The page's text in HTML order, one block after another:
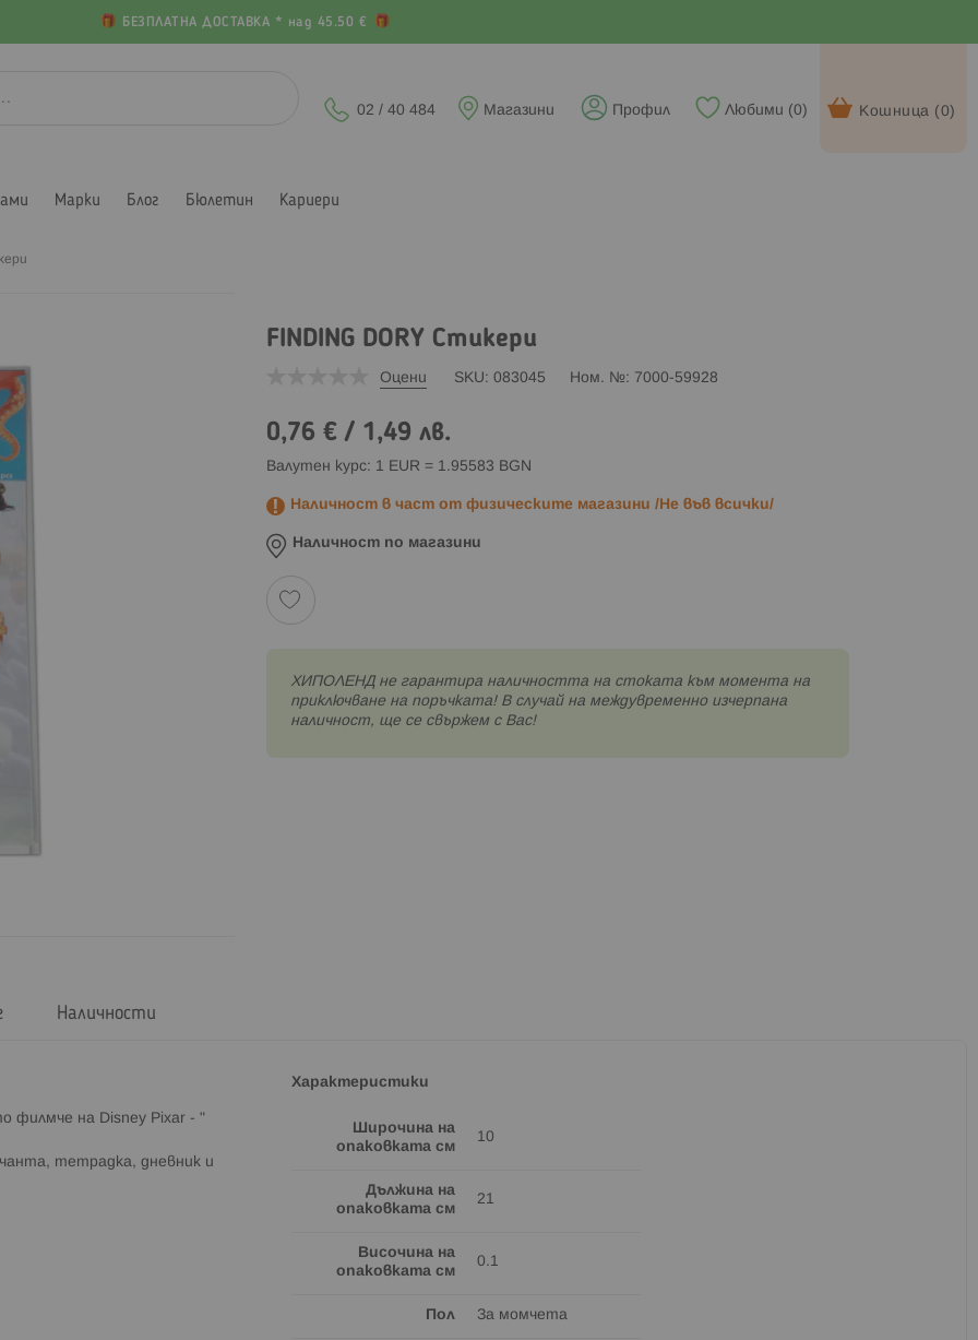
БЕЗПЛАТНА ДОСТАВКА * над 45.50 €
Кошница (0)
Любими (0)
Профил
Магазини
02 / 40 484
Марки Блог Бюлетин Кариери
FINDING DORY Стикери
Оцени SKU 083045 Ном. № 7000-59928
0,76 €/ 1,49 лв.
Валутен курс: 1 EUR = 1.95583 BGN
Наличност в част от физическите магазини /Не във всички/
Наличност по магазини
XИПОЛЕНД не гарантира наличността на стоката към момента на
приключване на поръчката! В случай на междувременно изчерпана
наличност, ще се свържем с Вас!
филмче на Disney Pixar - "
тетрадка, дневник и
Характеристики
Широчина на
опаковката см
10
Дължина на
опаковката см
21
Височина на
опаковката см
0.1
Пол За момчета
Наличности